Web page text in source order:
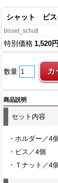
シャット ビ
bisset_schutt
特別価格 1,520円
数量
商品説明
セット内容
・ホルダー／4個
・ビス／4個
・Ｔナット／4個